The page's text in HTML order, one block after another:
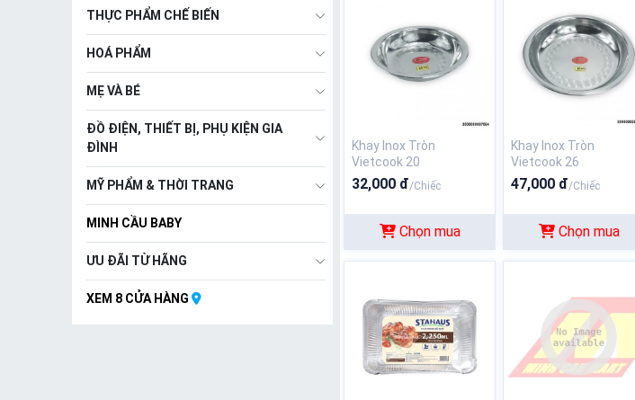
THỰC PHẨM CHẾ BIẾN
HOÁ PHẨM
MẸ VÀ BÉ
ĐỒ ĐIỆN, THIẾT BỊ, PHỤ KIỆN GIA
ĐÌNH
MỸ PHẨM & THỜI TRANG
MINH CẦU BABY
ƯU ĐÃI TỪ HÃNG
XEM 8 CỬA HÀNG
Khay Inox Tròn
Vietcook 20
32,000 đ/Chiếc
Chọn mua
Khay Inox Tròn
Vietcook 26
47,000 đ/Chiếc
Chọn mua